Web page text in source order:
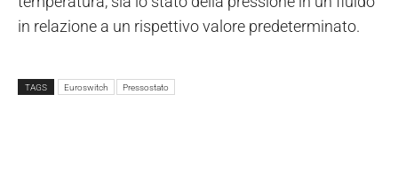
in relazione a un rispettivo valore predeterminato.
TAGS Euroswitch Pressostato